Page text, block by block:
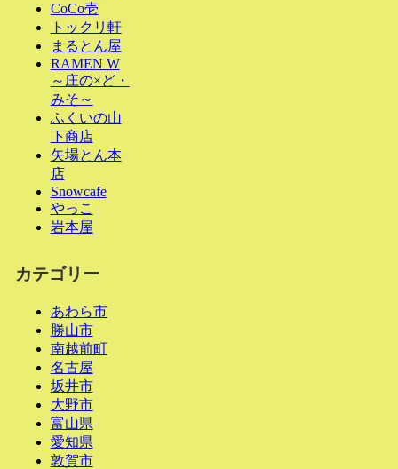
CoCo壱
トックリ軒
まるとん屋
RAMEN W
～庄の×ど・
みそ～
ふくいの山
下商店
矢場とん本
店
Snowcafe
やっこ
岩本屋
カテゴリー
あわら市
勝山市
南越前町
名古屋
坂井市
大野市
富山県
愛知県
敦賀市